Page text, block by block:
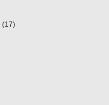
(17)